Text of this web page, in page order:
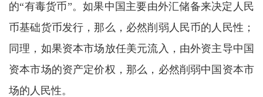
的“有毒货币”。如果中国主要由外汇储备来决定人民
币基础货币发行，那么，必然削弱人民币的人民性；
同理，如果资本市场放任美元流入，由外资主导中国
资本市场的资产定价权，那么，必然削弱中国资本市
场的人民性。